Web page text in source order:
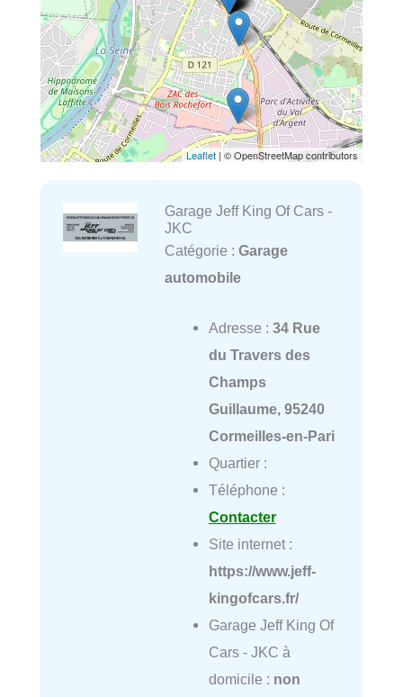
Leaflet | © OpenStreetMap contributors
Garage Jeff King Of Cars -
JKC
Catégorie : Garage
automobile
Adresse : 34 Rue
du Travers des
Champs
Guillaume, 95240
Cormeilles-en-Pari
Quartier :
Téléphone :
Contacter
Site internet :
https://www.jeff-
kingofcars.fr/
Garage Jeff King Of
Cars - JKC à
domicile : non